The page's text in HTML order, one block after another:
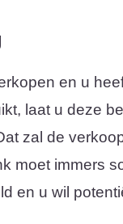
en u
laat u deze
zal de
moet immers
en u wil